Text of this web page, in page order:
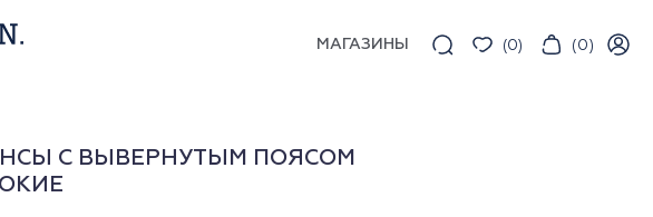
МАГАЗИНЫ (0) (0)
С ВЫВЕРНУТЫМ ПОЯСОМ